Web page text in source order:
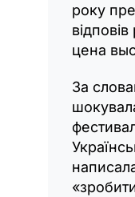
року
цена
За